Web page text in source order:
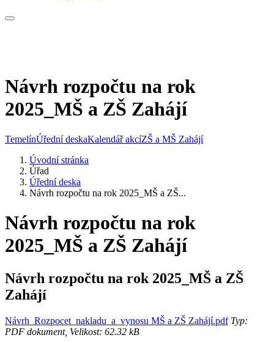
Návrh rozpočtu na rok
2025_MŠ a ZŠ Zahájí
TemelínÚřední deskaKalendář akcíZŠ a MŠ Zahájí
Úvodní stránka
Úřad
Úřední deska
Návrh rozpočtu na rok 2025_MŠ a ZŠ...
Návrh rozpočtu na rok
2025_MŠ a ZŠ Zahájí
Návrh rozpočtu na rok 2025_MŠ a ZŠ
Zahájí
Návrh_Rozpocet_nakladu_a_vynosu MŠ a ZŠ Zahájí.pdfTyp:
PDF dokument, Velikost: 62.32 kB